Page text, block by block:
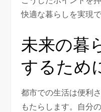
快適な暮らしを実現で
未来の暮
するため
都市での生活は便利
もたらします。自分